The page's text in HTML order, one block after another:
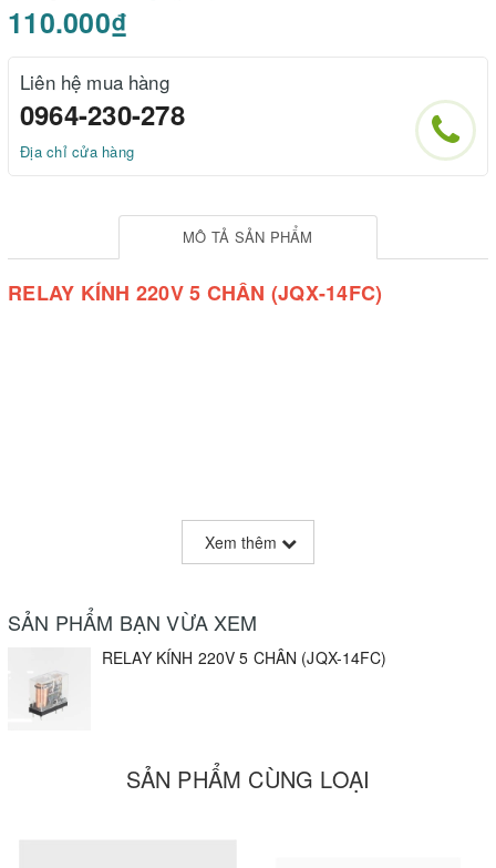
110.000₫
Liên hệ mua hàng
0964-230-278
Địa chỉ cửa hàng
MÔ TẢ SẢN PHẨM
RELAY KÍNH 220V 5 CHÂN (JQX-14FC)
Xem thêm
SẢN PHẨM BẠN VỪA XEM
RELAY KÍNH 220V 5 CHÂN (JQX-14FC)
SẢN PHẨM CÙNG LOẠI